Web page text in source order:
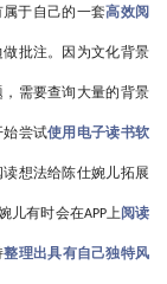
于自己的一套高效阅
批注。因为文化背景
需要查询大量的背景
始尝试使用电子读书软
想法给陈仕婉儿拓展
儿有时会在APP上阅读
整理出具有自己独特风